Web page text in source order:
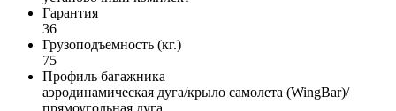
Гарантия
36
Грузоподъемность (кг.)
75
Профиль багажника
аэродинамическая дуга/крыло самолета (WingBar)/